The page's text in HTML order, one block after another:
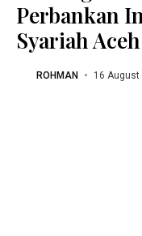
Perbankan
Syariah Aceh
ROHMAN 16 August